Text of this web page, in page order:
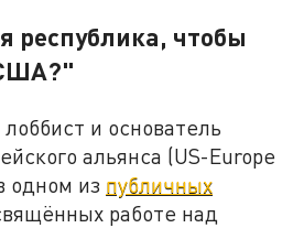
республика, чтобы
и основатель
альянса (US-Europe
одном из публичных
работе над